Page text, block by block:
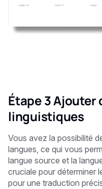
Étape 3 Ajouter
linguistiques
Vous avez la possibilité
langues, ce qui vous
langue source et la
cruciale pour déterminer
pour une traduction